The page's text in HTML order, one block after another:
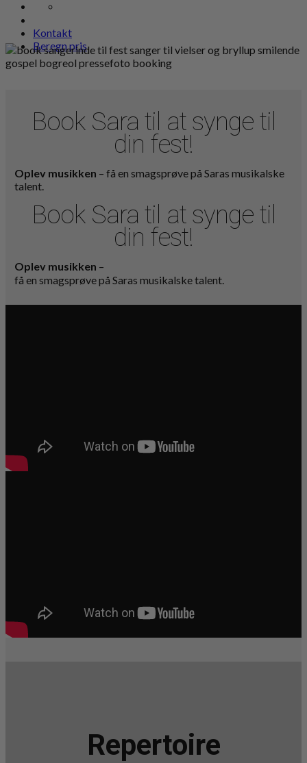
Kontakt
Beregn pris
Book Sara til at synge til
din fest!
Oplev musikken – få en smagsprøve på Saras musikalske
talent.
Book Sara til at synge til
din fest!
Oplev musikken –
få en smagsprøve på Saras musikalske talent.
Repertoire